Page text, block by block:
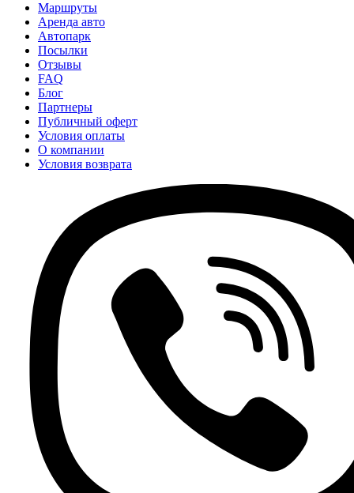
Маршруты
Аренда авто
Автопарк
Посылки
Отзывы
FAQ
Блог
Партнеры
Публичный оферт
Условия оплаты
О компании
Условия возврата